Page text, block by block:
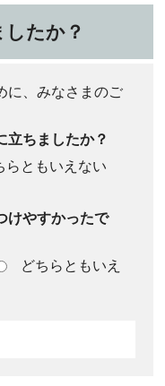
たか？
に、みなさまのご
立ちましたか？
らともいえない
けやすかったで
どちらともいえ